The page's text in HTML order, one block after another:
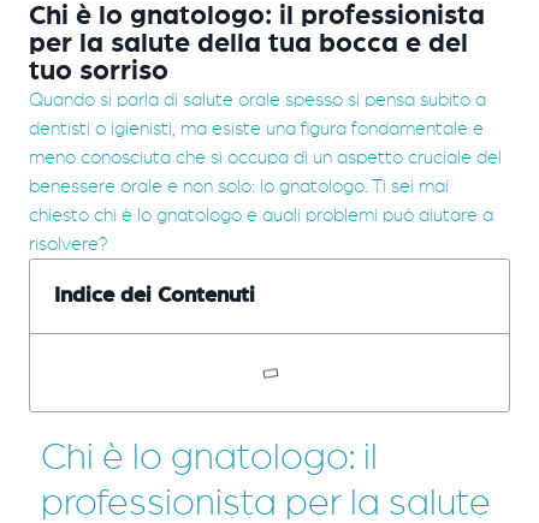
Chi è lo gnatologo: il professionista
per la salute della tua bocca e del
tuo sorriso
Quando si parla di salute orale spesso si pensa subito a
dentisti o igienisti, ma esiste una figura fondamentale e
meno conosciuta che si occupa di un aspetto cruciale del
benessere orale e non solo: lo gnatologo. Ti sei mai
chiesto chi è lo gnatologo e quali problemi può aiutare a
risolvere?
Indice dei Contenuti
Chi è lo gnatologo: il
professionista per la salute